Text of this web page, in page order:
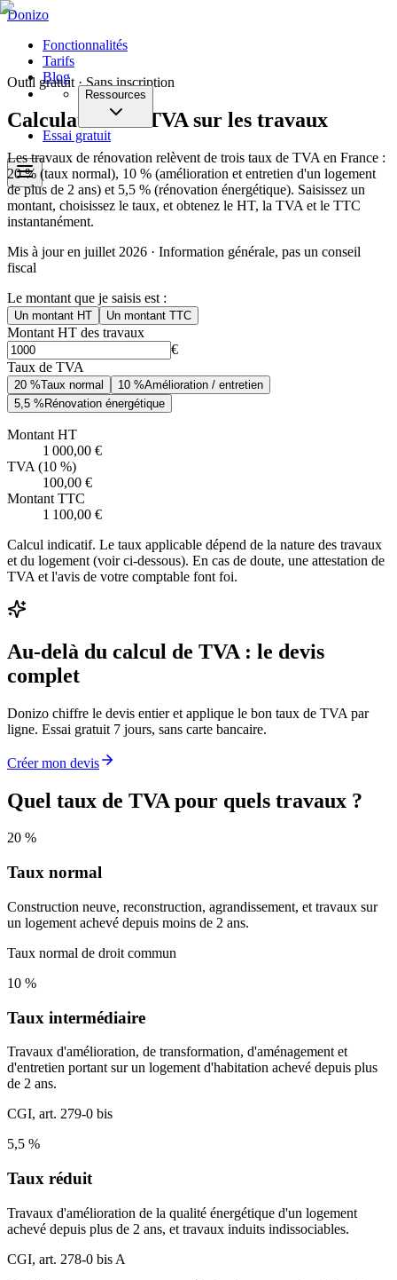
Donizo
Fonctionnalités
Tarifs
Blog
Ressources
Essai gratuit
Outil gratuit · Sans inscription
Calculateur de TVA sur les travaux
Les travaux de rénovation relèvent de trois taux de TVA en France :
20 % (taux normal), 10 % (amélioration et entretien d'un logement
de plus de 2 ans) et 5,5 % (rénovation énergétique). Saisissez un
montant, choisissez le taux, et obtenez le HT, la TVA et le TTC
instantanément.
Mis à jour en juillet 2026 · Information générale, pas un conseil
fiscal
Le montant que je saisis est :
Un montant HT Un montant TTC
Montant HT des travaux
€
Taux de TVA
20 %Taux normal 10 %Amélioration / entretien
5,5 % Rénovation énergétique
Montant HT
1 000,00 €
TVA (10 %)
100,00 €
Montant TTC
1 100,00 €
Calcul indicatif. Le taux applicable dépend de la nature des travaux
et du logement (voir ci-dessous). En cas de doute, une attestation de
TVA et l'avis de votre comptable font foi.
Au-delà du calcul de TVA : le devis
complet
Donizo chiffre le devis entier et applique le bon taux de TVA par
ligne. Essai gratuit 7 jours, sans carte bancaire.
Créer mon devis
Quel taux de TVA pour quels travaux ?
20 %
Taux normal
Construction neuve, reconstruction, agrandissement, et travaux sur
un logement achevé depuis moins de 2 ans.
Taux normal de droit commun
10 %
Taux intermédiaire
Travaux d'amélioration, de transformation, d'aménagement et
d'entretien portant sur un logement d'habitation achevé depuis plus
de 2 ans.
CGI, art. 279-0 bis
5,5 %
Taux réduit
Travaux d'amélioration de la qualité énergétique d'un logement
achevé depuis plus de 2 ans, et travaux induits indissociables.
CGI, art. 278-0 bis A